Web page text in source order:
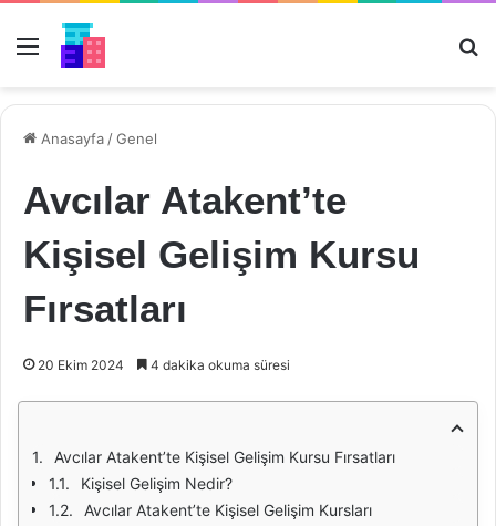
Menü
Anasayfa /Genel
Avcılar Atakent’te
Kişisel Gelişim Kursu
Fırsatları
20 Ekim 2024 4 dakika okuma süresi
Avcılar Atakent’te Kişisel Gelişim Kursu Fırsatları
Kişisel Gelişim Nedir?
Avcılar Atakent’te Kişisel Gelişim Kursları